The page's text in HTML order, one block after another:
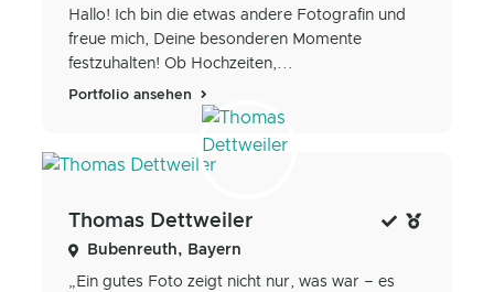
Hallo! Ich bin die etwas andere Fotografin und
freue mich, Deine besonderen Momente
festzuhalten! Ob Hochzeiten,...
Portfolio ansehen
Thomas Dettweiler
Bubenreuth, Bayern
„Ein gutes Foto zeigt nicht nur, was war – es